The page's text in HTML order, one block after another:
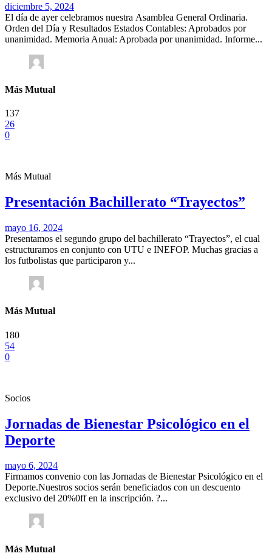
diciembre 5, 2024
El día de ayer celebramos nuestra Asamblea General Ordinaria.
Orden del Día y Resultados Estados Contables: Aprobados por
unanimidad. Memoria Anual: Aprobada por unanimidad. Informe...
Más Mutual
137
26
0
Más Mutual
Presentación Bachillerato “Trayectos”
mayo 16, 2024
Presentamos el segundo grupo del bachillerato “Trayectos”, el cual
estructuramos en conjunto con UTU e INEFOP. Muchas gracias a
los futbolistas que participaron y...
Más Mutual
180
54
0
Socios
Jornadas de Bienestar Psicológico en el
Deporte
mayo 6, 2024
Firmamos convenio con las Jornadas de Bienestar Psicológico en el
Deporte.Nuestros socios serán beneficiados con un descuento
exclusivo del 20%0ff en la inscripción. ?️...
Más Mutual